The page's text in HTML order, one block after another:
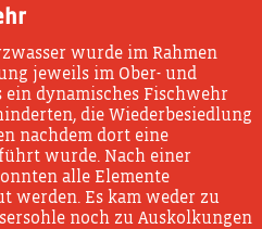
wurde im Rahmen
jeweils im Ober- und
ein dynamisches Fischwehr
die Wiederbesiedlung
nachdem dort eine
wurde. Nach einer
alle Elemente
werden. Es kam weder zu
noch zu Auskolkungen